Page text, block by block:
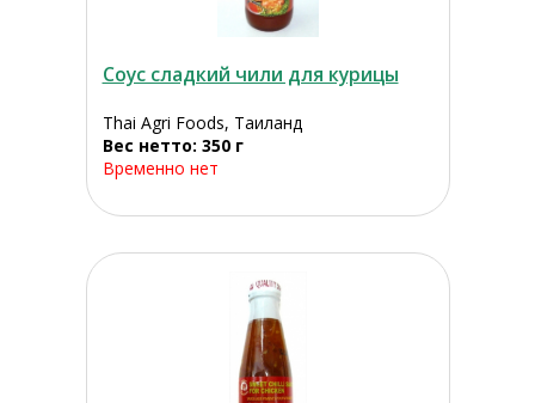
Соус сладкий чили для курицы
Thai Agri Foods, Таиланд
Вес нетто: 350 г
Временно нет